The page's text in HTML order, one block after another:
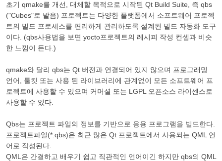
초기 qmake를 개선, 대체할 목적으로 시작된 Qt Build Suite, 즉 qbs
("Cubes"로 발음) 프로젝트는 다양한 플랫폼에서 소프트웨어 프로젝
트의 빌드 프로세스를 편리하게 관리하도록 설계된 빌드 자동화 도구
이다. (qbs사용법을 보면 yocto프로젝트의 레시피 작성 컨셉과 비슷
한 느낌이 든다.)
qmake와 달리 qbs는 Qt 버전과 연결되어 있지 않으며 프로그래밍
언어, 툴킷 또는 사용 된 라이브러리에 관계없이 모든 소프트웨어 프
로젝트에 사용할 수 있으며 커머셜 또는 LGPL 오픈소스 라이센스로
사용할 수 있다.
Qbs는 프로젝트 파일의 정보를 기반으로 응용 프로그램을 빌드한다.
프로젝트파일(*.qbs)은 최근 많은 Qt 프로젝트에서 사용되는 QML 언
어로 작성된다.
QML은 간결하고 배우기 쉽고 직관적인 언어이긴 하지만 qbs의 QML